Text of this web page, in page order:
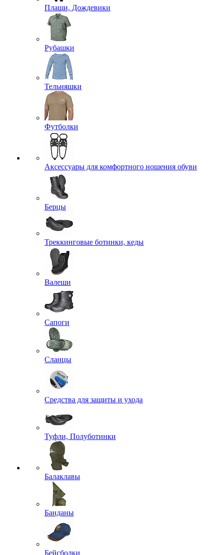
Плащи, Дождевики
Рубашки
Тельняшки
Футболки
Аксессуары для комфортного ношения обуви
Берцы
Треккинговые ботинки, кеды
Валеши
Сапоги
Сланцы
Средства для защиты и ухода
Туфли, Полуботинки
Балаклавы
Банданы
Бейсболки